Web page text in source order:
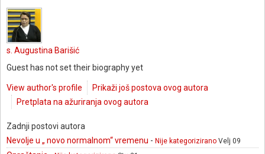
s. Augustina Barišić
Guest has not set their biography yet
View author's profile
Prikaži još postova ovog autora
Pretplata na ažuriranja ovog autora
Zadnji postovi autora
Nevolje u „ novo normalnom“ vremenu - Nije kategorizirano Velj 09